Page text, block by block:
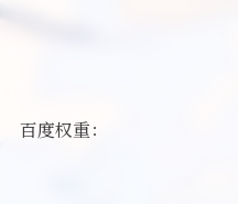
百度权重：